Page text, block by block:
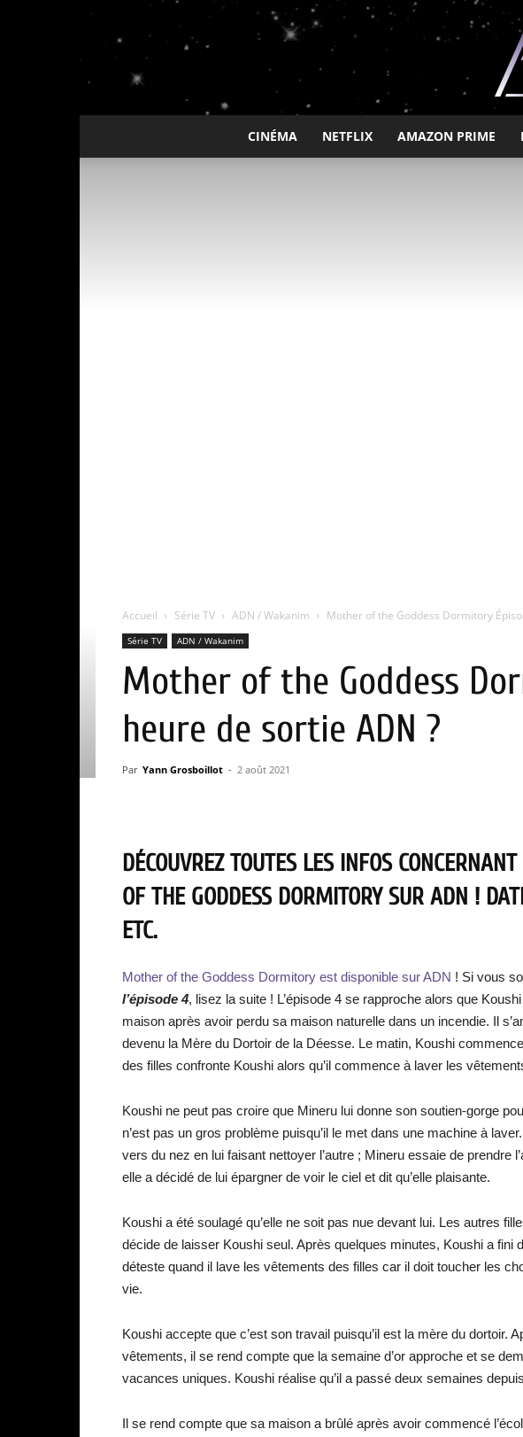
CINÉMA NETFLIX AMAZON PRIME
Accueil Série TV ADN / Wakanim Mother of the Goddess Dormitory
Série TV ADN / Wakanim
Mother of the Goddess
heure de sortie ADN ?
Par Yann Grosboillot - 2 août 2021
DÉCOUVREZ TOUTES LES INFOS
OF THE GODDESS DORMITORY SUR ADN !
ETC.
Mother of the Goddess Dormitory est disponible sur ADN ! Si vous
l’épisode 4, lisez la suite ! L’épisode 4 se rapproche alors que
maison après avoir perdu sa maison naturelle dans un incendie. Il
devenu la Mère du Dortoir de la Déesse. Le matin, Koushi
des filles confronte Koushi alors qu’il commence à laver les
Koushi ne peut pas croire que Mineru lui donne son soutien-gorge
n’est pas un gros problème puisqu’il le met dans une machine à
vers du nez en lui faisant nettoyer l’autre ; Mineru essaie de prendre
elle a décidé de lui épargner de voir le ciel et dit qu’elle plaisante.
Koushi a été soulagé qu’elle ne soit pas nue devant lui. Les autres
décide de laisser Koushi seul. Après quelques minutes, Koushi a fini
déteste quand il lave les vêtements des filles car il doit toucher les
vie.
Koushi accepte que c’est son travail puisqu’il est la mère du dortoir.
vêtements, il se rend compte que la semaine d’or approche et se
vacances uniques. Koushi réalise qu’il a passé deux semaines
Il se rend compte que sa maison a brûlé après avoir commencé